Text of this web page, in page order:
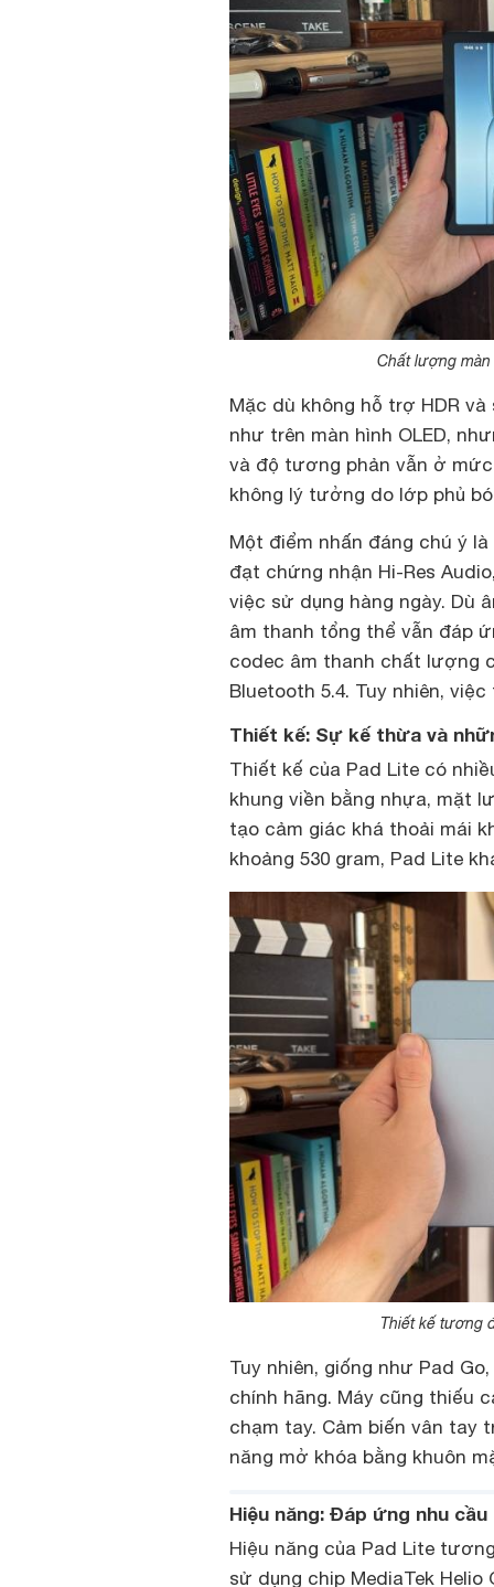
Chất lượng màn
Mặc dù không hỗ trợ HDR
như trên màn hình OLED,
và độ tương phản vẫn ở
không lý tưởng do lớp phủ
Một điểm nhấn đáng chú ý
đạt chứng nhận Hi-Res
việc sử dụng hàng ngày. Dù
âm thanh tổng thể vẫn đáp
codec âm thanh chất lượng
Bluetooth 5.4. Tuy nhiên,
Thiết kế: Sự kế thừa và
Thiết kế của Pad Lite có
khung viền bằng nhựa, mặt
tạo cảm giác khá thoải mái
khoảng 530 gram, Pad Lite
Thiết kế tương
Tuy nhiên, giống như Pad
chính hãng. Máy cũng thiếu
chạm tay. Cảm biến vân tay
năng mở khóa bằng khuôn
Hiệu năng: Đáp ứng nhu
Hiệu năng của Pad Lite
sử dụng chip MediaTek